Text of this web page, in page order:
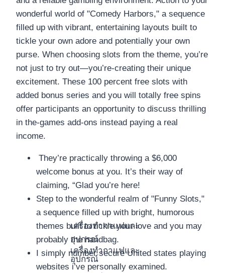
เครื่องทำกาแฟและ
อุปกรณ์
เครื่องทำกาแฟและ
อุปกรณ์
wonderful world of "Comedy Harbors," a sequence
filled up with vibrant, entertaining layouts built to
tickle your own adore and potentially your own
purse. When choosing slots from the theme, you’re
not just to try out—you’re-creating their unique
excitement. These 100 percent free slots with
added bonus series and you will totally free spins
offer participants an opportunity to discuss thrilling
in the-games add-ons instead paying a real
income.
​ They’re​ practically​ throwing​ a​ $6,000​
welcome​ bonus​ at​ you.​ It’s​ their​ way​ of​
claiming,​ “Glad​ you’re​ here!
Step to the wonderful realm of "Funny Slots,"
a sequence filled up with bright, humorous
themes built to tickle your love and you may
probably the handbag.
I simply number secure United states playing
websites i’ve personally examined.